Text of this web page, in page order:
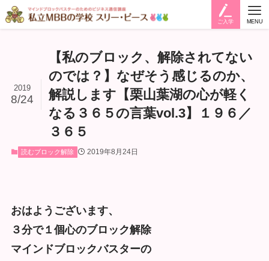
ご入学 MENU
【私のブロック、解除されてない
のでは？】なぜそう感じるのか、
解説します【栗山葉湖の心が軽く
なる３６５の言葉vol.3】１９６／
３６５
2019
8/24
読むブロック解除 2019年8月24日
おはようございます、
３分で１個心のブロック解除
マインドブロックバスターの